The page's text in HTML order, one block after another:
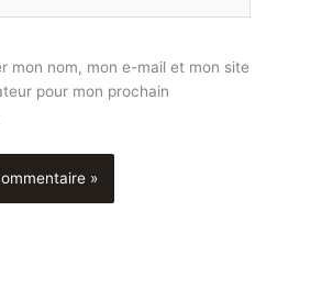
mon nom, mon e-mail et mon site
pour mon prochain